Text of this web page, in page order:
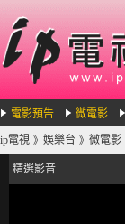
電影預告 微電影
ip電視 》 娛樂台 》 微電影
精選影音